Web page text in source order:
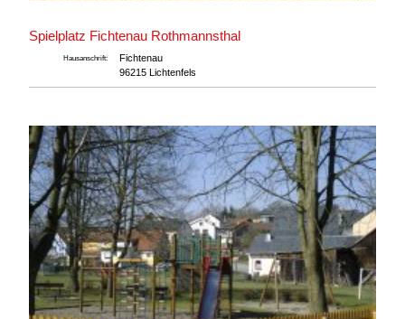
Spielplatz Fichtenau Rothmannsthal
Hausanschrift:
Fichtenau
96215 Lichtenfels